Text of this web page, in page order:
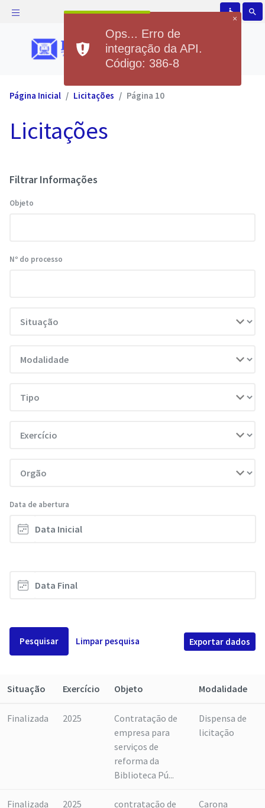
accessible search
Página Inicial Licitações Página 10
Licitações
Filtrar Informações
Objeto
Nº do processo
Data de abertura
Pesquisar Limpar pesquisa Exportar dados
Situação Exercício Objeto Modalidade
Finalizada 2025
Contratação de
empresa para
serviços de
reforma da
Biblioteca Pú...
Dispensa de
licitação
Finalizada 2025
contratação de
Carona
×
Ops... Erro de
integração da API.
Código: 386-8